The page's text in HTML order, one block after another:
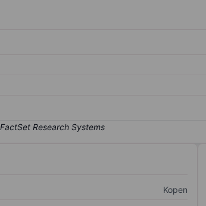
Kopen